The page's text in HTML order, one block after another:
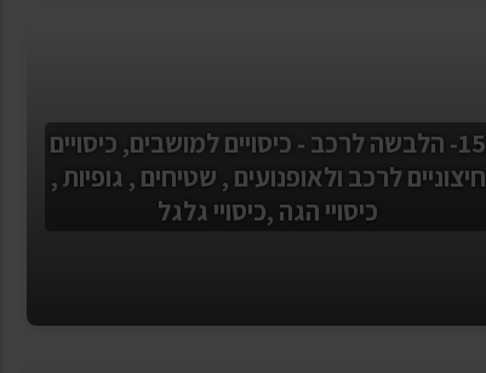
15- הלבשה לרכב - כיסויים למושבים, כיסויים
חיצוניים לרכב ולאופנועים , שטיחים , גופיות ,
כיסויי הגה ,כיסויי גלגל